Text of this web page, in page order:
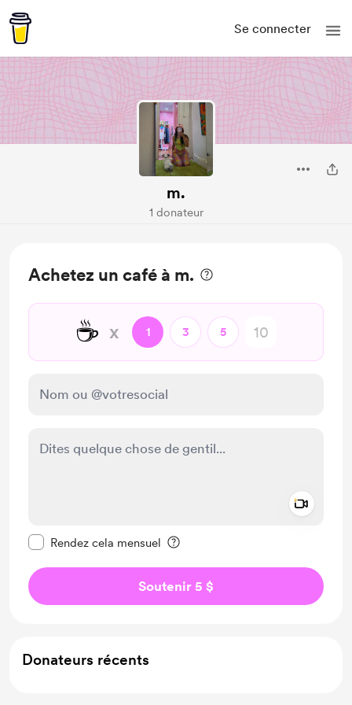
Se connecter
m.
1 donateur
Achetez un café à m.
☕ x 1 3 5
Rendez cela mensuel
Soutenir 5 $
Donateurs récents